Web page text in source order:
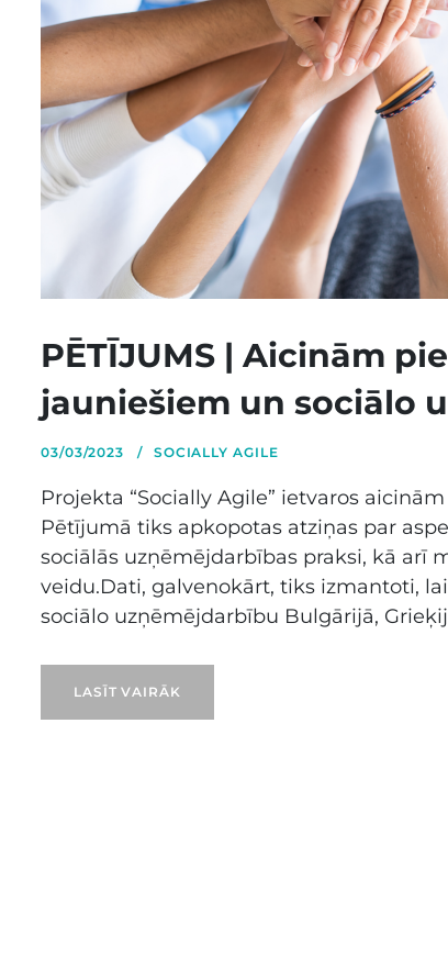
PĒTĪJUMS | Aicinām
jauniešiem un sociālo
03/03/2023 SOCIALLY AGILE
Projekta “Socially Agile” ietvaros
Pētījumā tiks apkopotas atziņas par
sociālās uzņēmējdarbības praksi, kā arī
veidu.Dati, galvenokārt, tiks izmantoti,
sociālo uzņēmējdarbību Bulgārijā,
LASĪT VAIRĀK